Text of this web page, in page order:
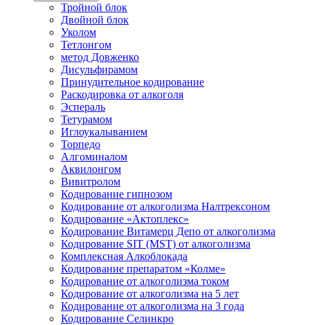
Тройной блок
Двойной блок
Уколом
Тетлонгом
метод Довженко
Дисульфирамом
Принудительное кодирование
Раскодировка от алкоголя
Эспераль
Тетурамом
Иглоукалыванием
Торпедо
Алгоминалом
Аквилонгом
Вивитролом
Кодирование гипнозом
Кодирование от алкоголизма Налтрексоном
Кодирование «Актоплекс»
Кодирование Витамерц Депо от алкоголизма
Кодирование SIT (MST) от алкоголизма
Комплексная Алкоблокада
Кодирование препаратом «Колме»
Кодирование от алкоголизма током
Кодирование от алкоголизма на 5 лет
Кодирование от алкоголизма на 3 года
Кодирование Селинкро